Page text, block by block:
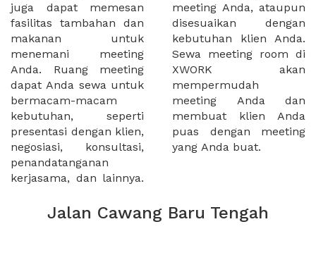
juga dapat memesan
fasilitas tambahan dan
makanan untuk
menemani meeting
Anda. Ruang meeting
dapat Anda sewa untuk
bermacam-macam
kebutuhan, seperti
presentasi dengan klien,
negosiasi, konsultasi,
penandatanganan
kerjasama, dan lainnya.
meeting Anda, ataupun
disesuaikan dengan
kebutuhan klien Anda.
Sewa meeting room di
XWORK akan
mempermudah
meeting Anda dan
membuat klien Anda
puas dengan meeting
yang Anda buat.
Jalan Cawang Baru Tengah